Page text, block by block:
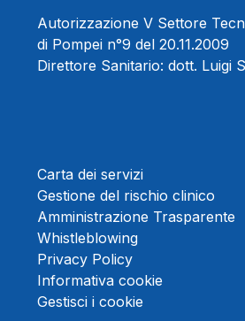
Autorizzazione V Settore
di Pompei n°9 del 20.11.2009
Direttore Sanitario: dott. Luigi
Carta dei servizi
Gestione del rischio clinico
Amministrazione Trasparente
Whistleblowing
Privacy Policy
Informativa cookie
Gestisci i cookie